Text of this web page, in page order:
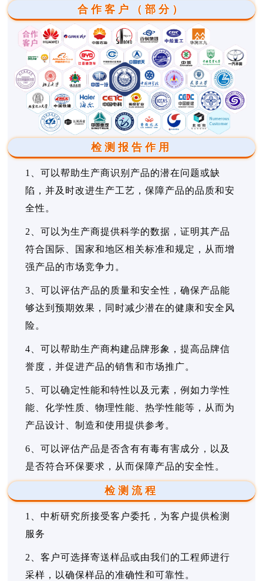
合作客户（部分）
检测报告作用
1、可以帮助生产商识别产品的潜在问题或缺
陷，并及时改进生产工艺，保障产品的品质和安
全性。
2、可以为生产商提供科学的数据，证明其产品
符合国际、国家和地区相关标准和规定，从而增
强产品的市场竞争力。
3、可以评估产品的质量和安全性，确保产品能
够达到预期效果，同时减少潜在的健康和安全风
险。
4、可以帮助生产商构建品牌形象，提高品牌信
誉度，并促进产品的销售和市场推广。
5、可以确定性能和特性以及元素，例如力学性
能、化学性质、物理性能、热学性能等，从而为
产品设计、制造和使用提供参考。
6、可以评估产品是否含有有毒有害成分，以及
是否符合环保要求，从而保障产品的安全性。
检测流程
1、中析研究所接受客户委托，为客户提供检测
服务
2、客户可选择寄送样品或由我们的工程师进行
采样，以确保样品的准确性和可靠性。